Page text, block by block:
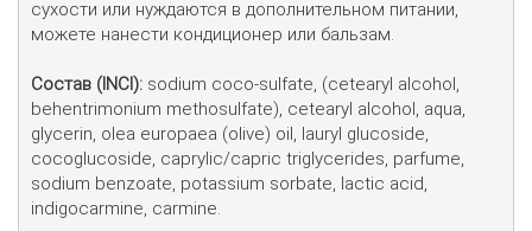
сухости или нуждаются в дополнительном питании,
можете нанести кондиционер или бальзам.
Состав (INCI): sodium coco-sulfate, (cetearyl alcohol,
behentrimonium methosulfate), cetearyl alcohol, aqua,
glycerin, оlea europaea (оlive) оil, lauryl glucoside,
сocoglucoside, caprylic/capric triglycerides, parfume,
sodium benzoate, potassium sorbate, lactic acid,
indigocarmine, carmine.